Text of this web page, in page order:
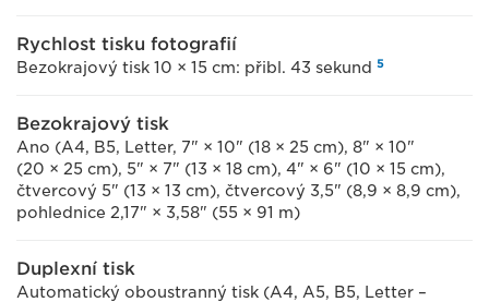
Rychlost tisku fotografií
Bezokrajový tisk 10 × 15 cm: přibl. 43 sekund 5
Bezokrajový tisk
Ano (A4, B5, Letter, 7" × 10" (18 × 25 cm), 8" × 10"
(20 × 25 cm), 5" × 7" (13 × 18 cm), 4" × 6" (10 × 15 cm),
čtvercový 5" (13 × 13 cm), čtvercový 3,5" (8,9 × 8,9 cm),
pohlednice 2,17" × 3,58" (55 × 91 m)
Duplexní tisk
Automatický oboustranný tisk (A4, A5, B5, Letter –